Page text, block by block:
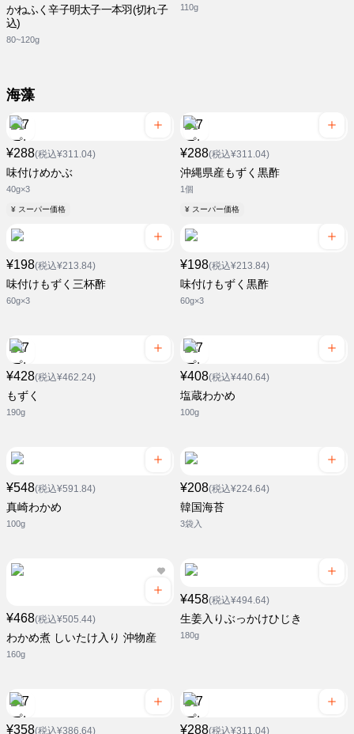
かねふく辛子明太子一本羽(切れ子
込)
80~120g
110g
海藻
¥288(税込¥311.04)
味付けめかぶ
40g×3
¥ スーパー価格
¥288(税込¥311.04)
沖縄県産もずく黒酢
1個
¥ スーパー価格
¥198(税込¥213.84)
味付けもずく三杯酢
60g×3
¥198(税込¥213.84)
味付けもずく黒酢
60g×3
¥428(税込¥462.24)
もずく
190g
¥408(税込¥440.64)
塩蔵わかめ
100g
¥548(税込¥591.84)
真崎わかめ
100g
¥208(税込¥224.64)
韓国海苔
3袋入
¥468(税込¥505.44)
わかめ煮 しいたけ入り 沖物産
160g
¥458(税込¥494.64)
生姜入りぶっかけひじき
180g
¥358(税込¥386.64) ¥288(税込¥311.04)